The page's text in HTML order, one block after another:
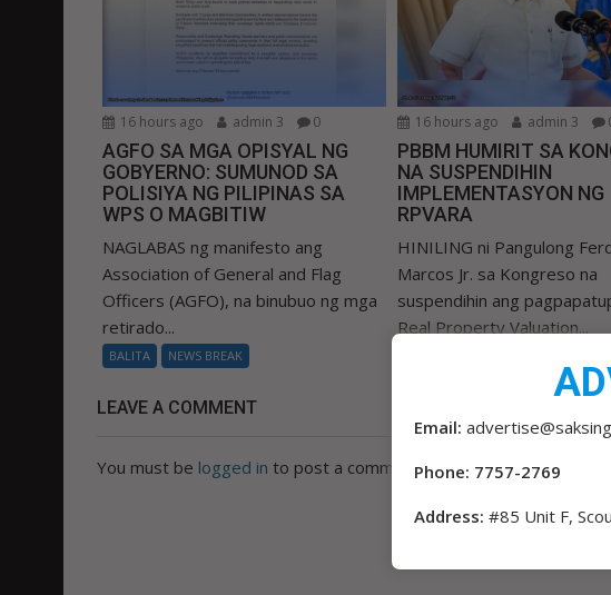
16 hours ago admin 3 0
AGFO SA MGA OPISYAL NG
GOBYERNO: SUMUNOD SA
POLISIYA NG PILIPINAS SA
WPS O MAGBITIW
NAGLABAS ng manifesto ang
Association of General and Flag
Officers (AGFO), na binubuo ng mga
retirado...
BALITA NEWS BREAK
16 hours ago admin 3
PBBM HUMIRIT SA
NA SUSPENDIHIN
IMPLEMENTASYON NG
RPVARA
HINILING ni Pangulong
Marcos Jr. sa Kongreso na
suspendihin ang
Real Property Valuation...
LEAVE A COMMENT
You must be logged in to post a comment.
Email:
Phone: 7757-2769
Address: #85 Unit F,